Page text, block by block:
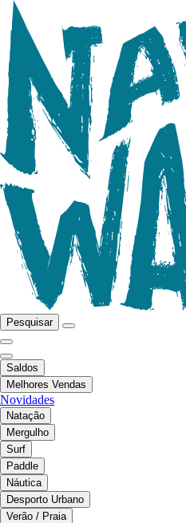
Pesquisar
Saldos
Melhores Vendas
Novidades
Natação
Mergulho
Surf
Paddle
Náutica
Desporto Urbano
Verão / Praia